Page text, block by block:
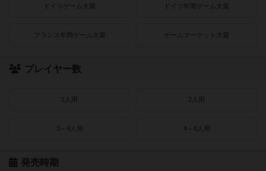
ドイツゲーム大賞 ドイツ年間ゲーム大賞
フランス年間ゲーム大賞 ゲームマーケット大賞
プレイヤー数
1人用 2人用
3～4人用 4～8人用
発売時期